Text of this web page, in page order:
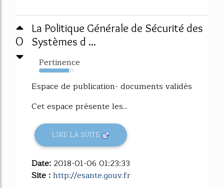
0
La Politique Générale de Sécurité des
Systèmes d ...
Pertinence
85%
Espace de publication- documents validés
Cet espace présente les...
LIRE LA SUITE
Date: 2018-01-06 01:23:33
Site :http://esante.gouv.fr